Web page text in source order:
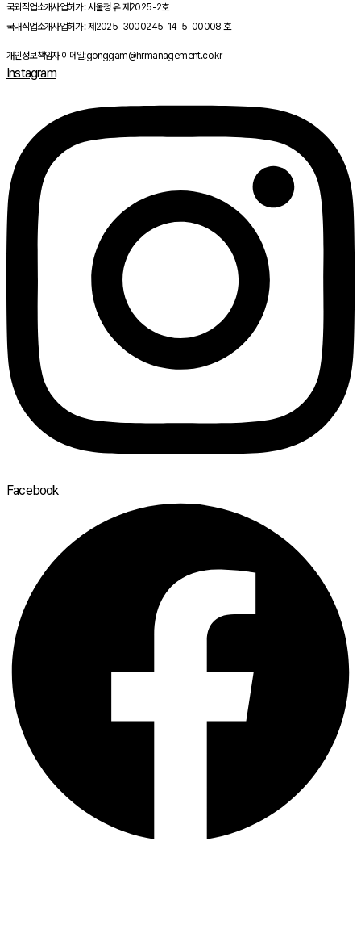
국외직업소개사업허가 : 서울청 유 제2025-2호
국내직업소개사업허가 : 제2025-3000245-14-5-00008 호
개인정보책임자 이메일:gonggam@hrmanagement.co.kr
Instagram
Facebook